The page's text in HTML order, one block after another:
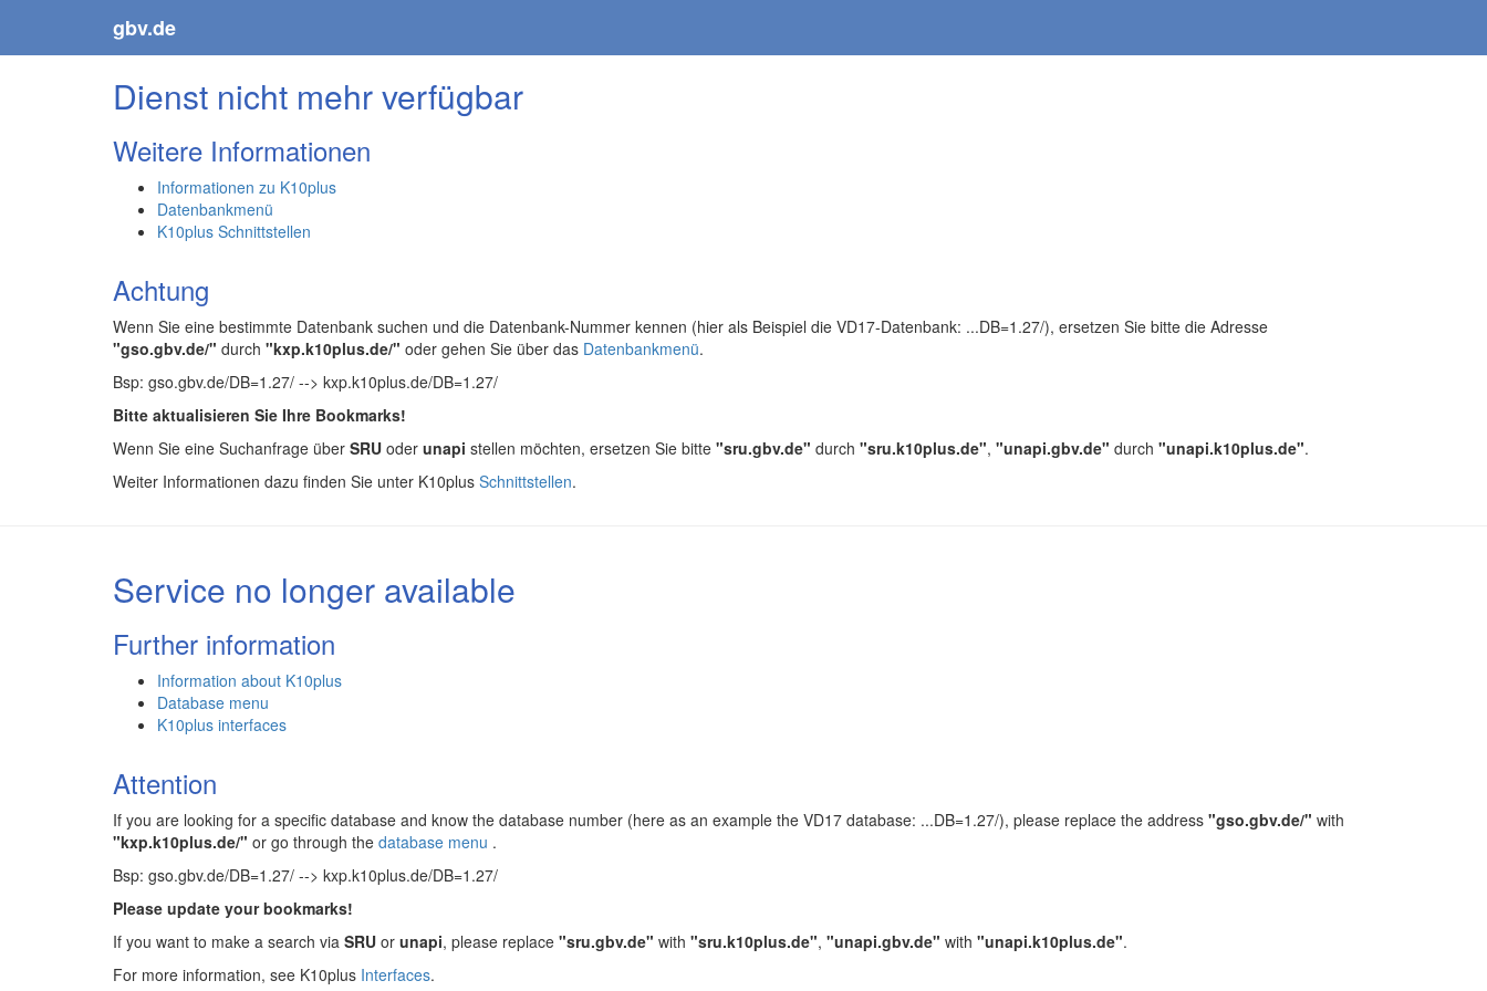
gbv.de
Dienst nicht mehr verfügbar
Weitere Informationen
Informationen zu K10plus
Datenbankmenü
K10plus Schnittstellen
Achtung
Wenn Sie eine bestimmte Datenbank suchen und die Datenbank-Nummer kennen (hier als Beispiel die VD17-Datenbank: ...DB=1.27/), ersetzen Sie bitte die Adresse
"gso.gbv.de/" durch "kxp.k10plus.de/" oder gehen Sie über das Datenbankmenü.
Bsp: gso.gbv.de/DB=1.27/ --> kxp.k10plus.de/DB=1.27/
Bitte aktualisieren Sie Ihre Bookmarks!
Wenn Sie eine Suchanfrage über SRU oder unapi stellen möchten, ersetzen Sie bitte "sru.gbv.de" durch "sru.k10plus.de", "unapi.gbv.de" durch "unapi.k10plus.de".
Weiter Informationen dazu finden Sie unter K10plus Schnittstellen.
Service no longer available
Further information
Information about K10plus
Database menu
K10plus interfaces
Attention
If you are looking for a specific database and know the database number (here as an example the VD17 database: ...DB=1.27/), please replace the address "gso.gbv.de/" with
"kxp.k10plus.de/" or go through the database menu .
Bsp: gso.gbv.de/DB=1.27/ --> kxp.k10plus.de/DB=1.27/
Please update your bookmarks!
If you want to make a search via SRU or unapi, please replace "sru.gbv.de" with "sru.k10plus.de", "unapi.gbv.de" with "unapi.k10plus.de".
For more information, see K10plus Interfaces.